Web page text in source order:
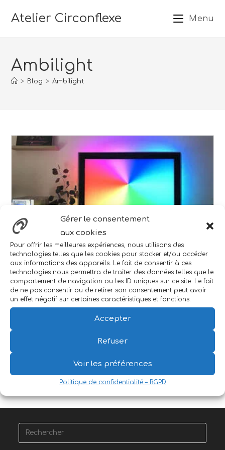
Gérer le consentement
aux cookies
Pour offrir les meilleures expériences, nous utilisons des
technologies telles que les cookies pour stocker et/ou accéder
aux informations des appareils. Le fait de consentir à ces
technologies nous permettra de traiter des données telles que le
comportement de navigation ou les ID uniques sur ce site. Le fait
de ne pas consentir ou de retirer son consentement peut avoir
un effet négatif sur certaines caractéristiques et fonctions.
Accepter
Refuser
Voir les préférences
Politique de confidentialité – RGPD
Atelier Circonflexe Menu
Ambilight
> Blog > Ambilight
Ambilight DIY, lumière
d’ambiance pour TV
3 avril 2020
possible grâce à Ambilight !